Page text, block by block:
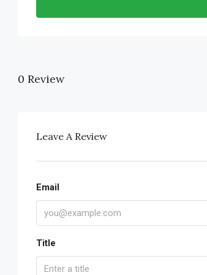
0 Review
Leave A Review
Email
Title